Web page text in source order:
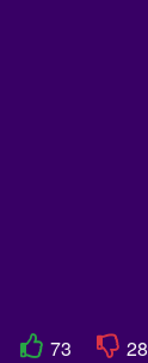
73 28